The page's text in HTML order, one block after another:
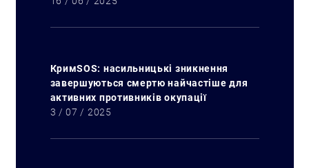
КримSOS: насильницькі зникнення
завершуються смертю найчастіше для
активних противників окупації
3 / 07 / 2025